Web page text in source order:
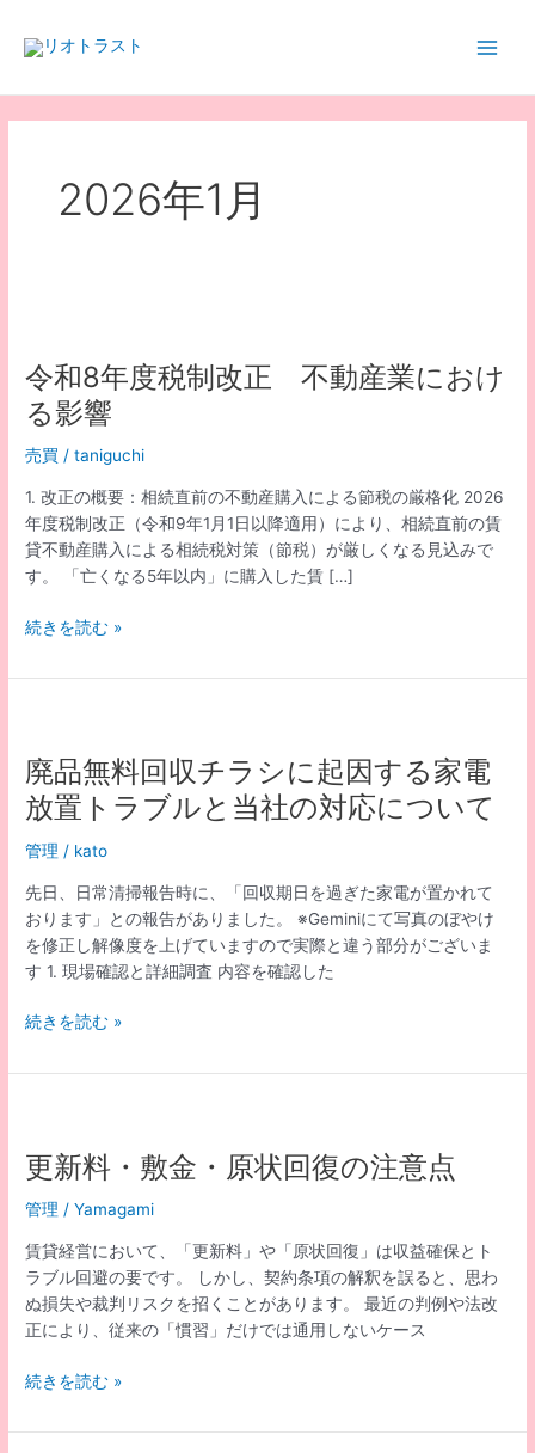
キ
2026年1月
令和8年度税制改正 不動産業におけ
る影響
売買 /taniguchi
1. 改正の概要：相続直前の不動産購入による節税の厳格化 2026
年度税制改正（令和9年1月1日以降適用）により、相続直前の賃
貸不動産購入による相続税対策（節税）が厳しくなる見込みで
す。 「亡くなる5年以内」に購入した賃 […]
令
8
税
制
改
不
動
産
業
に
け
影
続きを読む »
廃品無料回収チラシに起因する家電
放置トラブルと当社の対応について
管理 / kato
先日、日常清掃報告時に、「回収期⽇を過ぎた家電が置かれて
おります」との報告がありました。 ※Geminiにて写真のぼやけ
を修正し解像度を上げていますので実際と違う部分がございま
す 1. 現場確認と詳細調査 内容を確認した
廃
無
収
チ
ラ
に
起
因
す
家
続きを読む »
更新料・敷金・原状回復の注意点
管理 /Yamagami
賃貸経営において、「更新料」や「原状回復」は収益確保とト
ラブル回避の要です。 しかし、契約条項の解釈を誤ると、思わ
ぬ損失や裁判リスクを招くことがあります。 最近の判例や法改
正により、従来の「慣習」だけでは通用しないケース
更
料・
続きを読む »